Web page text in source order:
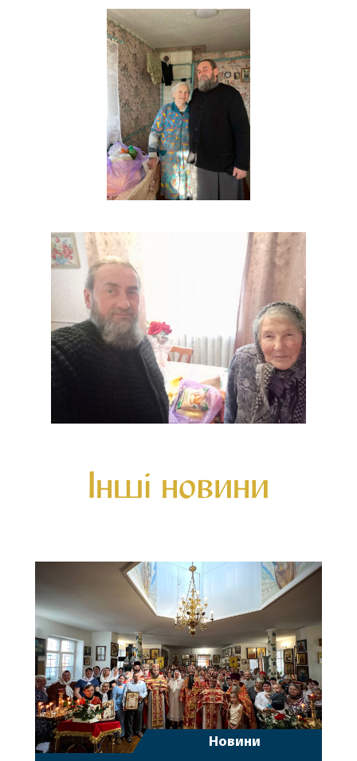
Інші новини
Новини